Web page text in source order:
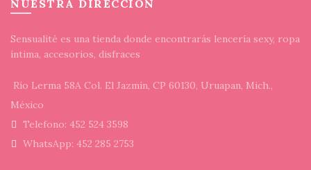
NUESTRA DIRECCION
Sensualité es una tienda donde encontrarás lencería sexy, ropa
íntima, accesorios, disfraces
Río Lerma 58A Col. El Jazmín, CP 60130, Uruapan, Mich.,
México
Telefono: 452 524 3598
WhatsApp: 452 285 2753